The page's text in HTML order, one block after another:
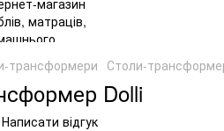
трансформери Столи-
Dolli
Написати відгук